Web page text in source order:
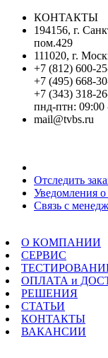
КОНТАКТЫ
194156, г.
пом.429
111020, г.
+7 (812) 600-
+7 (495) 668-
+7 (343) 318-
пнд-птн:
mail@tvbs.ru
Отследить
Уведомления о
Связь с
О КОМПАНИИ
СЕРВИС
ОПЛАТА и
РЕШЕНИЯ
СТАТЬИ
КОНТАКТЫ
ВАКАНСИИ